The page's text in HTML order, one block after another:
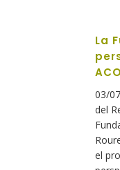
La
03/
del
el